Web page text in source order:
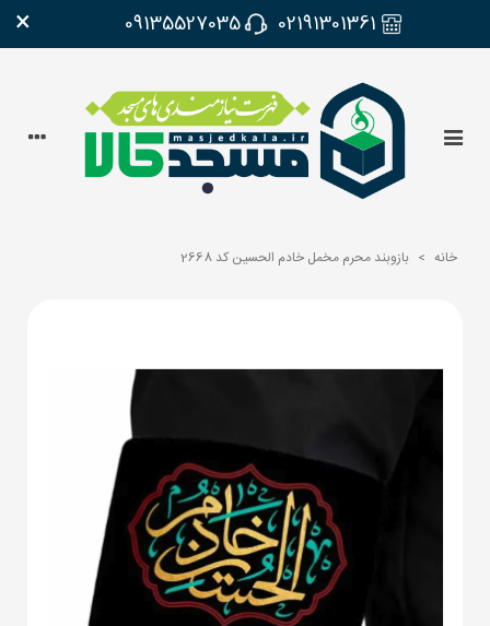
02191301361
09135527035
×
خانه > بازوبند محرم مخمل خادم الحسین کد 2668